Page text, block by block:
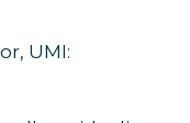
UMI: